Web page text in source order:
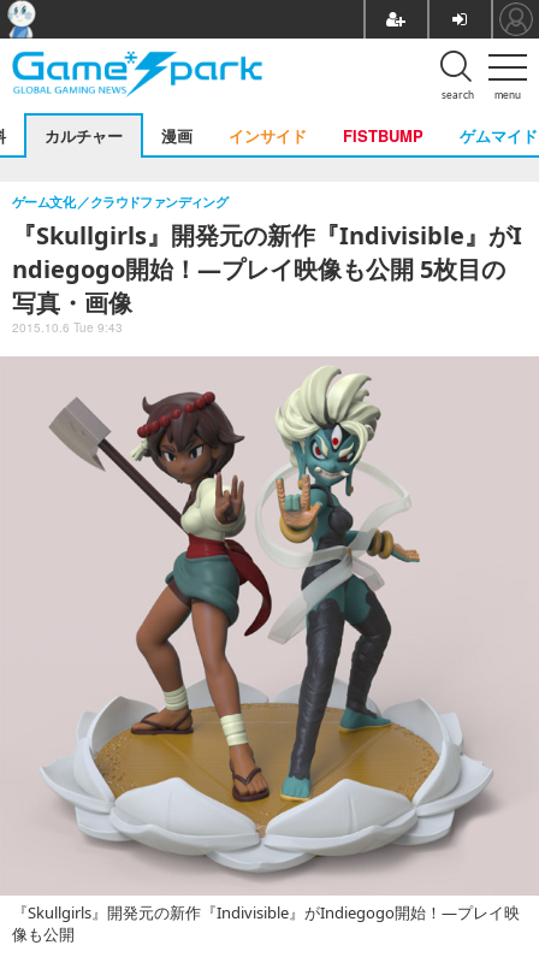
menu
search
カルチャー 漫画 インサイド FISTBUMP ゲムマイド
『Skullgirls』開発元の新作『Indivisible』がI
ndiegogo開始！―プレイ映像も公開 5枚目の
写真・画像
ゲーム文化 クラウドファンディング
2015.10.6 Tue 9:43
『Skullgirls』開発元の新作『Indivisible』がIndiegogo開始！―プレイ映
像も公開